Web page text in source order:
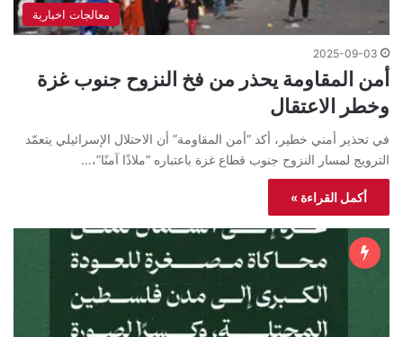
معالجات اخبارية
2025-09-03
أمن المقاومة يحذر من فخ النزوح جنوب غزة
وخطر الاعتقال
في تحذير أمني خطير، أكد “أمن المقاومة” أن الاحتلال الإسرائيلي يتعمّد
الترويج لمسار النزوح جنوب قطاع غزة باعتباره “ملاذًا آمنًا”،…
أكمل القراءة »